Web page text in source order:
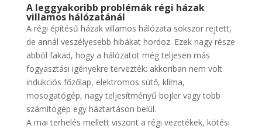
A leggyakoribb problémák régi házak
villamos hálózatánál
A régi építésű házak villamos hálózata sokszor rejtett,
de annál veszélyesebb hibákat hordoz. Ezek nagy része
abból fakad, hogy a hálózatot még teljesen más
fogyasztási igényekre tervezték: akkoriban nem volt
indukciós főzőlap, elektromos sütő, klíma,
mosogatógép, nagy teljesítményű bojler vagy több
számítógép egy háztartáson belül.
A mai terhelés mellett viszont a régi vezetékek, kötési